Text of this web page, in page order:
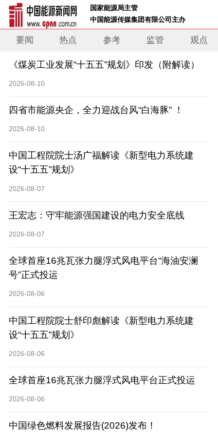
国家能源局主管
中国能源传媒集团有限公司主办
要闻 热点 参考 监管 观点
《煤炭工业发展“十五五”规划》印发（附解读）
2026-08-10
四省市能源央企，全力迎战台风“白海豚” ！
2026-08-10
中国工程院院士汤广福解读《新型电力系统建
设“十五五”规划》
2026-08-07
王宏志：守牢能源强国建设的电力安全底线
2026-08-07
全球首座16兆瓦张力腿浮式风电平台“海油安澜
号”正式投运
2026-08-06
中国工程院院士舒印彪解读《新型电力系统建
设“十五五”规划》
2026-08-06
全球首座16兆瓦张力腿浮式风电平台正式投运
2026-08-06
中国绿色燃料发展报告(2026)发布！